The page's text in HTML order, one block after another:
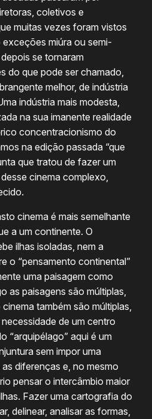
coletivos e
muitas vezes foram vistos
miúra ou semi-
se tornaram
do que pode ser chamado,
melhor, de indústria
indústria mais modesta,
na sua imanente realidade
concentracionismo do
na edição passada “que
que tratou de fazer um
cinema complexo,
cinema é mais semelhante
a um continente. O
ilhas isoladas, nem a
o “pensamento continental”
uma paisagem como
as paisagens são múltiplas,
também são múltiplas,
de um centro
“arquipélago” aqui é um
sem impor uma
diferenças e, no mesmo
pensar o intercâmbio maior
Fazer uma cartografia do
delinear, analisar as formas,